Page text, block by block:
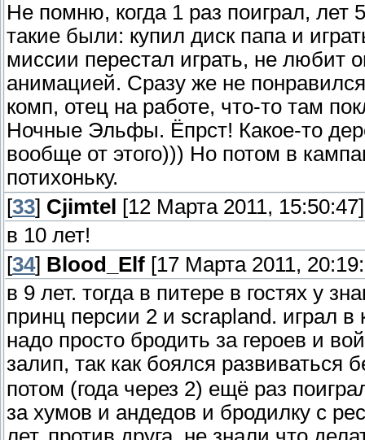
Не помню, когда 1 раз поиграл,
такие были: купил диск папа и
миссии перестал играть, не любит
анимацией. Сразу же не
комп, отец на работе, что-то там
Ночные Эльфы. Ёпрст! Какое-то
вообще от этого))) Но потом в
потихоньку.
[33] Cjimtel
[12 Марта 2011, 15:50:47]
в 10 лет!
[34] Blood_Elf [17 Марта 2011,
в 9 лет. тогда в питере в гостях у
принц персии 2 и scrapland. играл
надо просто бродить за героев и
залип, так как боялся развиваться
потом (года через 2) ещё раз
за хумов и андедов и бродилку с